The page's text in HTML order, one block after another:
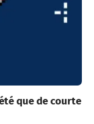
que de courte